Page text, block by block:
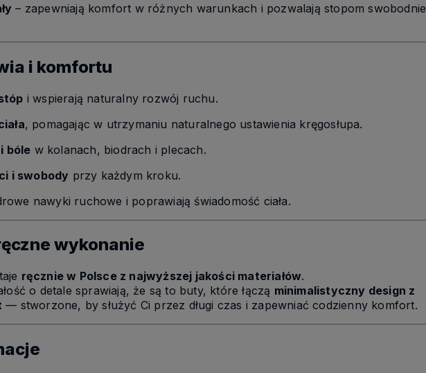
– zapewniają komfort w różnych warunkach i pozwalają stopom swobodnie
i komfortu
i wspierają naturalny rozwój ruchu.
, pomagając w utrzymaniu naturalnego ustawienia kręgosłupa.
bóle w kolanach, biodrach i plecach.
i swobody przy każdym kroku.
nawyki ruchowe i poprawiają świadomość ciała.
wykonanie
ręcznie w Polsce z najwyższej jakości materiałów.
o detale sprawiają, że są to buty, które łączą minimalistyczny design z
— stworzone, by służyć Ci przez długi czas i zapewniać codzienny komfort.